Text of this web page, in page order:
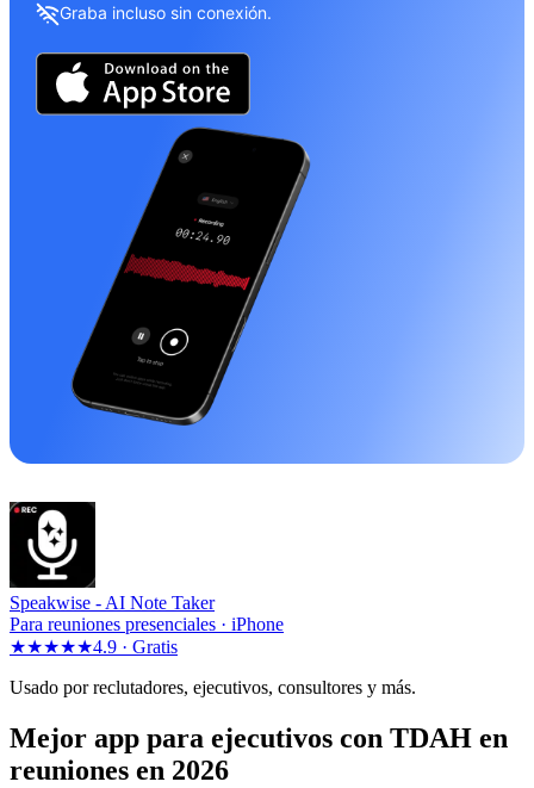
Graba incluso sin conexión.
Speakwise - AI Note Taker
Para reuniones presenciales · iPhone
★★★★★4.9 · Gratis
Usado por reclutadores, ejecutivos, consultores y más.
Mejor app para ejecutivos con TDAH en
reuniones en 2026